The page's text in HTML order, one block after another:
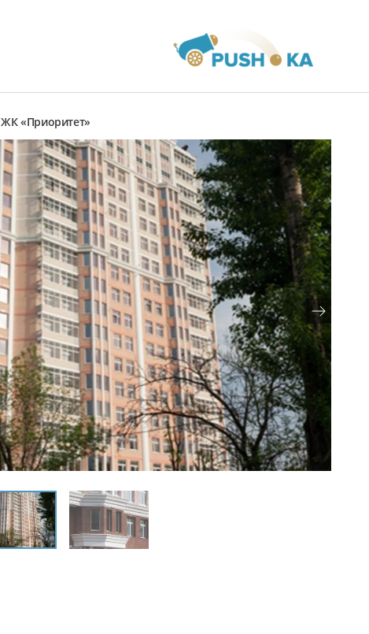
ЖК «Приоритет»